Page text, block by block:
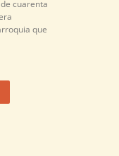
cuarenta
que